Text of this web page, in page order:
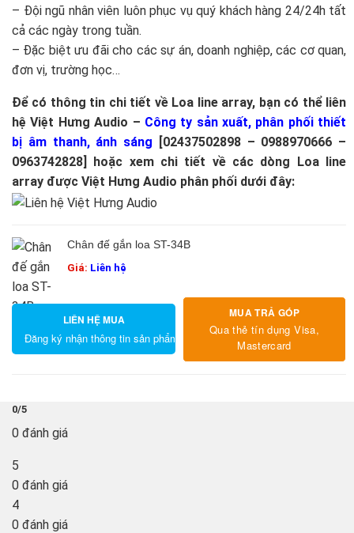
– Đội ngũ nhân viên luôn phục vụ quý khách hàng 24/24h tất
cả các ngày trong tuần.
– Đặc biệt ưu đãi cho các sự án, doanh nghiệp, các cơ quan,
đơn vị, trường học…
Để có thông tin chi tiết về Loa line array, bạn có thể liên
hệ Việt Hưng Audio – Công ty sản xuất, phân phối thiết
bị âm thanh, ánh sáng [02437502898 – 0988970666 –
0963742828] hoặc xem chi tiết về các dòng Loa line
array được Việt Hưng Audio phân phối dưới đây:
Chân đế gắn loa ST-34B
Giá: Liên hệ
LIÊN HỆ MUA
Đăng ký nhận thông tin sản phẩm
MUA TRẢ GÓP
Qua thẻ tín dụng Visa,
Mastercard
0/5
0 đánh giá
5
0 đánh giá
4
0 đánh giá